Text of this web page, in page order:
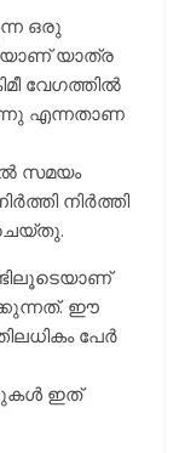
ഒരു
യാത്ര
വേഗത്തില്‍
എന്നതാണ
സമയം
നിര്‍ത്തി
ഈ
പേര്‍
ഇത്